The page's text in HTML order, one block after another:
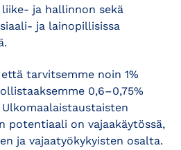
ja hallinnon sekä
ja lainopillisissa
tarvitsemme noin 1%
0,6–0,75%
potentiaali on vajaakäytössä,
ja vajaatyökykyisten osalta.